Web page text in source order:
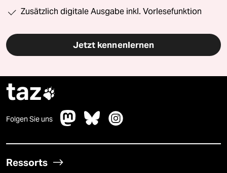
Zusätzlich digitale Ausgabe inkl. Vorlesefunktion
Jetzt kennenlernen
taz
Folgen Sie uns
Ressorts